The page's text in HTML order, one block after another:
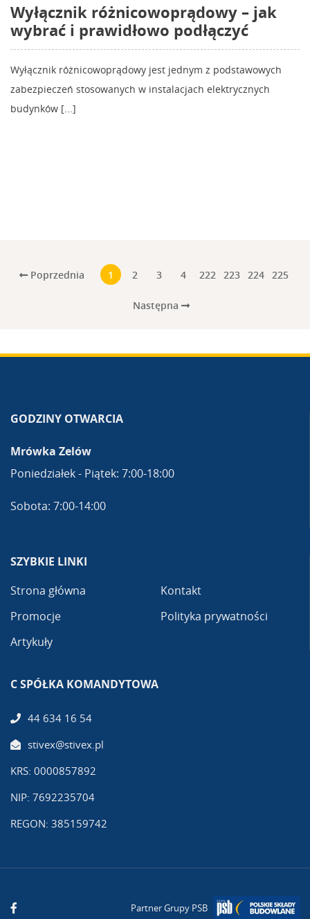
Wyłącznik różnicowoprądowy – jak
wybrać i prawidłowo podłączyć
Wyłącznik różnicowoprądowy jest jednym z podstawowych
zabezpieczeń stosowanych w instalacjach elektrycznych
budynków [...]
Poprzednia 1 2 3 4 222 223 224 225
Następna
GODZINY OTWARCIA
Mrówka Zelów
Poniedziałek - Piątek: 7:00-18:00
Sobota: 7:00-14:00
SZYBKIE LINKI
Strona główna
Promocje
Artykuły
Kontakt
Polityka prywatności
C SPÓŁKA KOMANDYTOWA
44 634 16 54
stivex@stivex.pl
KRS: 0000857892
NIP: 7692235704
REGON: 385159742
Partner Grupy PSB